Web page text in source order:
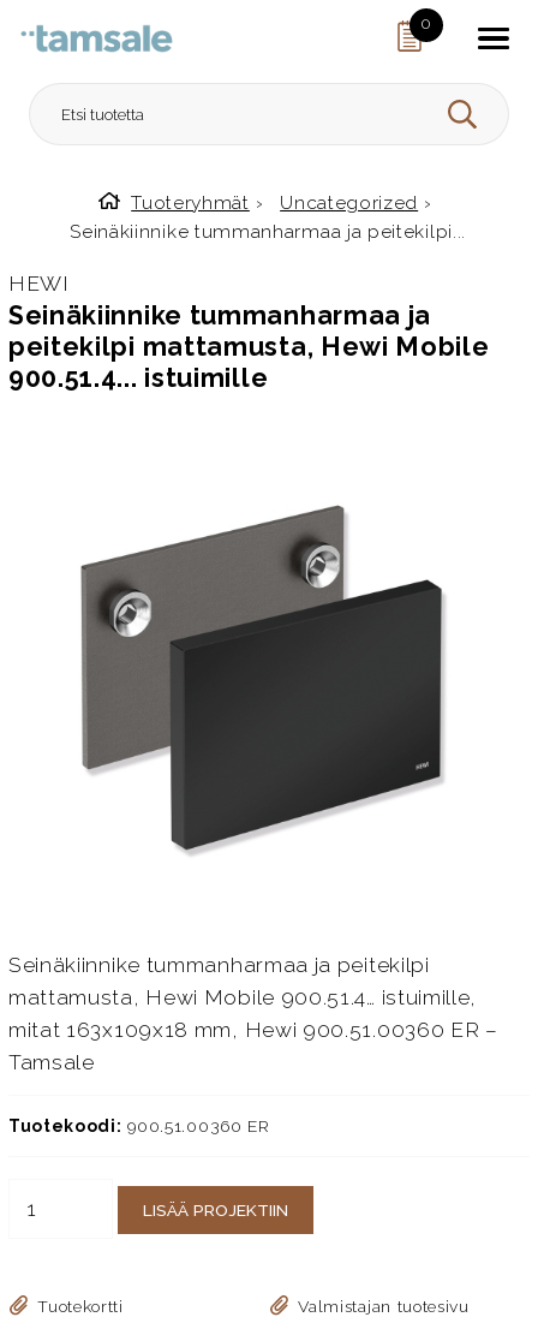
0
HAE
Etusivulle
Tuoteryhmät › Uncategorized ›
Seinäkiinnike tummanharmaa ja peitekilpi...
HEWI
Seinäkiinnike tummanharmaa ja
peitekilpi mattamusta, Hewi Mobile
900.51.4... istuimille
Seinäkiinnike tummanharmaa ja peitekilpi
mattamusta, Hewi Mobile 900.51.4… istuimille,
mitat 163x109x18 mm, Hewi 900.51.00360 ER –
Tamsale
Tuotekoodi: 900.51.00360 ER
LISÄÄ PROJEKTIIN
Tuotekortti Valmistajan tuotesivu